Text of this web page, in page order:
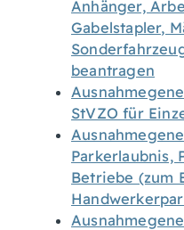
Anhänger,
Gabelstapler,
beantragen
StVZO für
Parkerlaubnis,
Betriebe (zum